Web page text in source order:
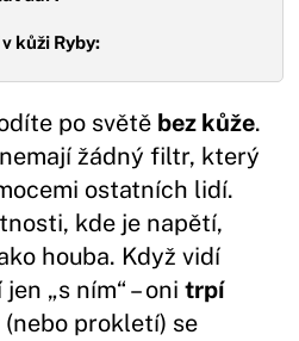
kůži Ryby:
po světě bez kůže.
žádný filtr, který
ostatních lidí.
kde je napětí,
houba. Když vidí
„s ním“ – onitrpí
(nebo prokletí) se